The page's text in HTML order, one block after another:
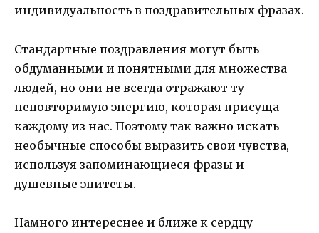
индивидуальность в поздравительных фразах.
Стандартные поздравления могут быть
обдуманными и понятными для множества
людей, но они не всегда отражают ту
неповторимую энергию, которая присуща
каждому из нас. Поэтому так важно искать
необычные способы выразить свои чувства,
используя запоминающиеся фразы и
душевные эпитеты.
Намного интереснее и ближе к сердцу